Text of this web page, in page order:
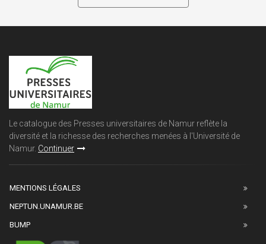
Le catalogue des Presses universitaires de Namur reflète la
diversité et la richesse des recherches menées à l'Université de
Namur. Continuer
MENTIONS LÉGALES
NEPTUN.UNAMUR.BE
BUMP